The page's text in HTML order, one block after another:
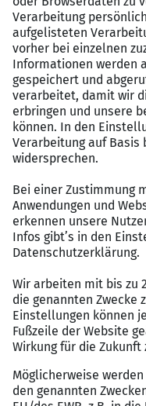
31 Tage
zusätzlicher
Betriebliche
Zusätzliche
Zuschuss zum
Strukturiertes
gelungenen
Wertschätzung
werben